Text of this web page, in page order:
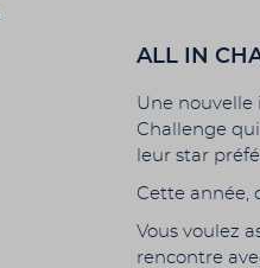
ALL IN
Une nouvelle
Challenge
leur star
Cette année,
Vous voulez
rencontre